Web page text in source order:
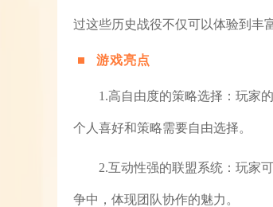
过这些历史战役不仅可以体验到丰
游戏亮点
1.高自由度的策略选择：玩家
个人喜好和策略需要自由选择。
2.互动性强的联盟系统：玩家
争中，体现团队协作的魅力。